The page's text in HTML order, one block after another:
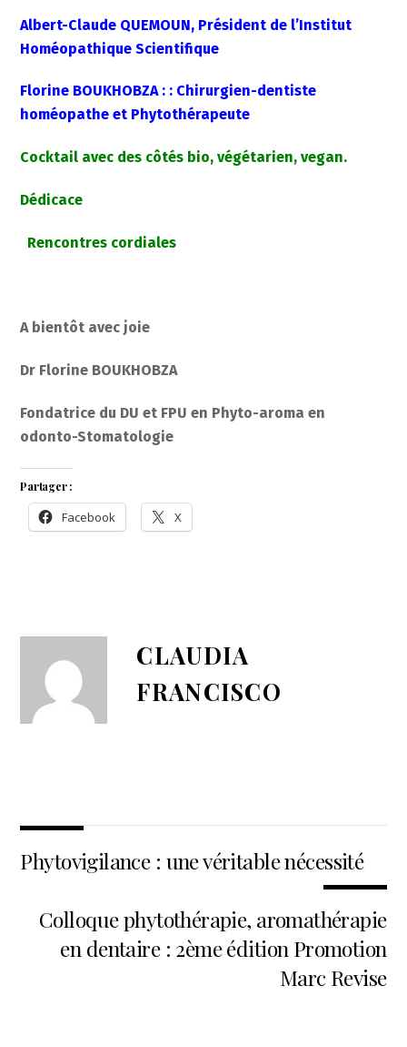
Albert-Claude QUEMOUN, Président de l’Institut
Homéopathique Scientifique
Florine BOUKHOBZA : : Chirurgien-dentiste
homéopathe et Phytothérapeute
Cocktail avec des côtés bio, végétarien, vegan.
Dédicace
Rencontres cordiales
A bientôt avec joie
Dr Florine BOUKHOBZA
Fondatrice du DU et FPU en Phyto-aroma en
odonto-Stomatologie
Partager :
Facebook X
CLAUDIA
FRANCISCO
Phytovigilance : une véritable nécessité
Colloque phytothérapie, aromathérapie
en dentaire : 2ème édition Promotion
Marc Revise